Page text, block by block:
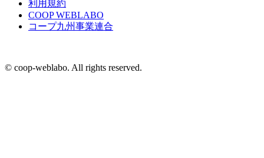
利用規約
COOP WEBLABO
コープ九州事業連合
© coop-weblabo. All rights reserved.